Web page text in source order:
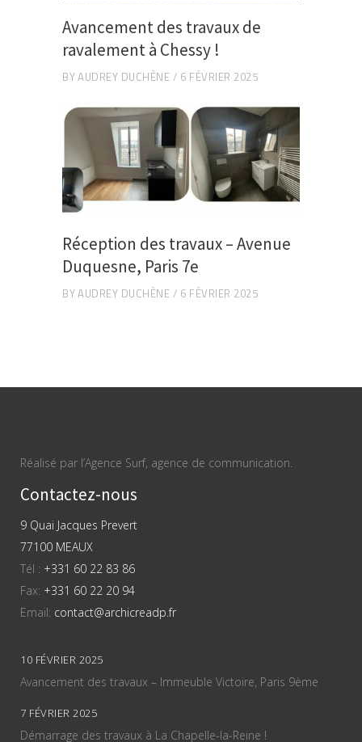
Avancement des travaux de
ravalement à Chessy !
BYAUDREY DUCHÈNE 6 FÉVRIER 2025
Réception des travaux – Avenue
Duquesne, Paris 7e
BYAUDREY DUCHÈNE 6 FÉVRIER 2025
Réalisé par l’Agence Surf, agence de communication.
Contactez-nous
9 Quai Jacques Prevert
77100 MEAUX
Tél : +331 60 22 83 86
Fax: +331 60 22 20 94
Email: contact@archicreadp.fr
10 FÉVRIER 2025
Avancement des travaux – Immeuble Victoire, Paris 9ème
7 FÉVRIER 2025
Démarrage des travaux à La Chapelle-la-Reine !